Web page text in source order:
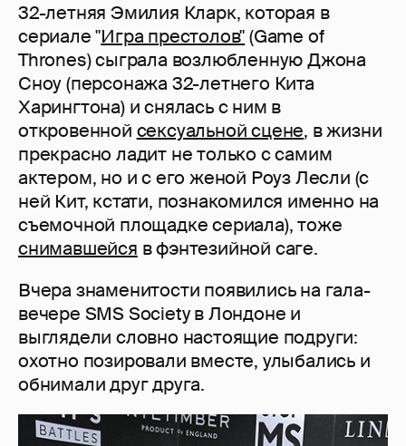
32-летняя Эмилия Кларк, которая в
сериале "Игра престолов"(Game of
Thrones) сыграла возлюбленную Джона
Сноу (персонажа 32-летнего Кита
Харингтона) и снялась с ним в
откровенной сексуальной сцене, в жизни
прекрасно ладит не только с самим
актером, но и с его женой Роуз Лесли (с
ней Кит, кстати, познакомился именно на
съемочной площадке сериала), тоже
снимавшейся в фэнтезийной саге.
Вчера знаменитости появились на гала-
вечере SMS Society в Лондоне и
выглядели словно настоящие подруги:
охотно позировали вместе, улыбались и
обнимали друг друга.